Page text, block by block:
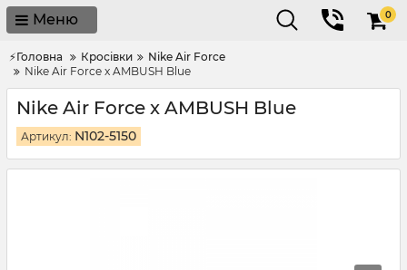
Меню 0
⚡Головна Кросівки
Nike Air Force
Nike Air Force x AMBUSH Blue
Nike Air Force x AMBUSH Blue
Артикул: N102-5150